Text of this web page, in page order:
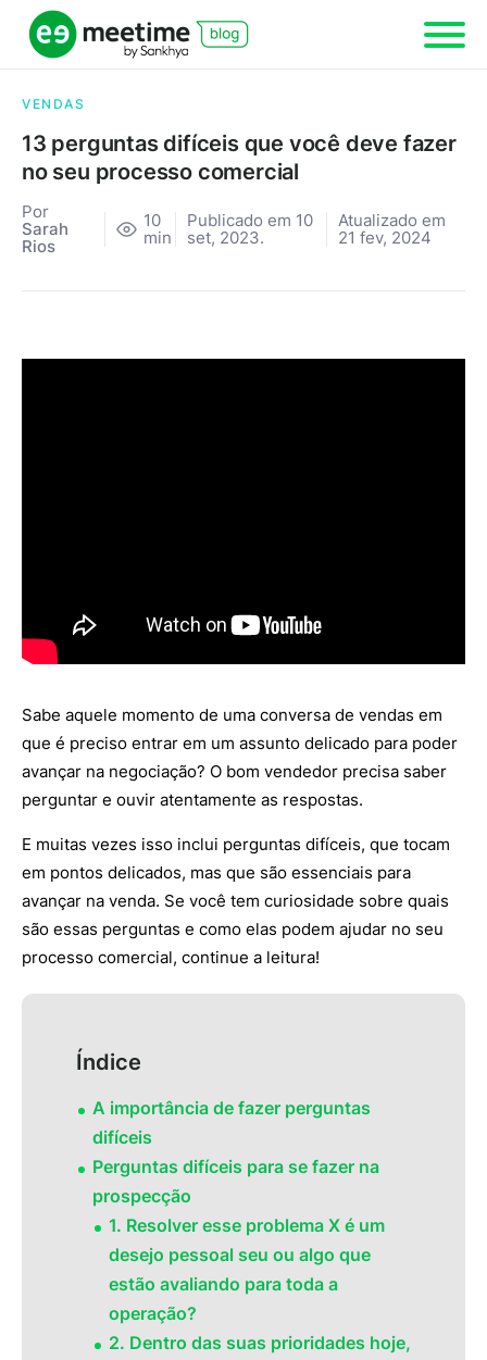
VENDAS
13 perguntas difíceis que você deve fazer
no seu processo comercial
Por
Sarah
Rios
10
min
Publicado em 10
set, 2023.
Atualizado em
21 fev, 2024
Sabe aquele momento de uma conversa de vendas em
que é preciso entrar em um assunto delicado para poder
avançar na negociação? O bom vendedor precisa saber
perguntar e ouvir atentamente as respostas.
E muitas vezes isso inclui perguntas difíceis, que tocam
em pontos delicados, mas que são essenciais para
avançar na venda. Se você tem curiosidade sobre quais
são essas perguntas e como elas podem ajudar no seu
processo comercial, continue a leitura!
Índice
A importância de fazer perguntas
difíceis
Perguntas difíceis para se fazer na
prospecção
1. Resolver esse problema X é um
desejo pessoal seu ou algo que
estão avaliando para toda a
operação?
2. Dentro das suas prioridades hoje,